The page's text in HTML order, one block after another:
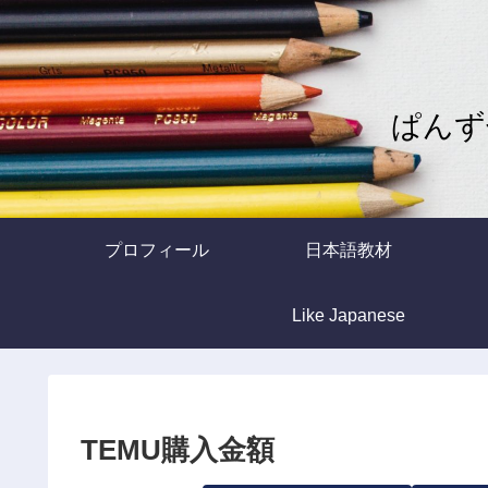
ぱん
プロフィール 日本語教材
Like Japanese
TEMU購入金額